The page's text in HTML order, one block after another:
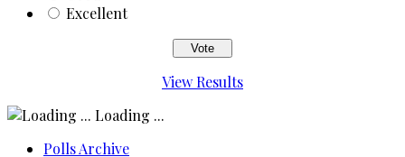
Excellent
View Results
Loading ...
Polls Archive